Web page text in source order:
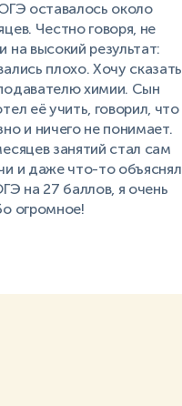
оставалось около
Честно говоря, не
на высокий результат:
плохо. Хочу сказать
химии. Сын
её учить, говорил, что
и ничего не понимает.
занятий стал сам
и даже что-то объяснял
на 27 баллов, я очень
огромное!